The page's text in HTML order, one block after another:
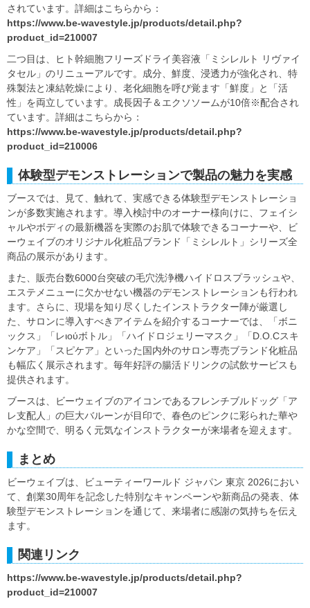
されています。詳細はこちらから：
https://www.be-wavestyle.jp/products/detail.php?
product_id=210007
二つ目は、ヒト幹細胞フリーズドライ美容液「ミシレルト リヴァイ
タセル」のリニューアルです。成分、鮮度、浸透力が強化され、特
殊製法と凍結乾燥により、老化細胞を呼び覚ます「鮮度」と「活
性」を両立しています。成長因子＆エクソソームが10倍※配合され
ています。詳細はこちらから：
https://www.be-wavestyle.jp/products/detail.php?
product_id=210006
体験型デモンストレーションで製品の魅力を実感
ブースでは、見て、触れて、実感できる体験型デモンストレーショ
ンが多数実施されます。導入検討中のオーナー様向けに、フェイシ
ャルやボディの最新機器を実際のお肌で体験できるコーナーや、ビ
ーウェイブのオリジナル化粧品ブランド「ミシレルト」シリーズ全
商品の展示があります。
また、販売台数6000台突破の毛穴洗浄機ハイドロスプラッシュや、
エステメニューに欠かせない機器のデモンストレーションも行われ
ます。さらに、現場を知り尽くしたインストラクター陣が厳選し
た、サロンに導入すべきアイテムを紹介するコーナーでは、「ボニ
ックス」「レιούボトル」「ハイドロジェリーマスク」「D.O.Cスキ
ンケア」「スピケア」といった国内外のサロン専売ブランド化粧品
も幅広く展示されます。毎年好評の腸活ドリンクの試飲サービスも
提供されます。
ブースは、ビーウェイブのアイコンであるフレンチブルドッグ「ア
レ支配人」の巨大バルーンが目印で、春色のピンクに彩られた華や
かな空間で、明るく元気なインストラクターが来場者を迎えます。
まとめ
ビーウェイブは、ビューティーワールド ジャパン 東京 2026におい
て、創業30周年を記念した特別なキャンペーンや新商品の発表、体
験型デモンストレーションを通じて、来場者に感謝の気持ちを伝え
ます。
関連リンク
https://www.be-wavestyle.jp/products/detail.php?
product_id=210007